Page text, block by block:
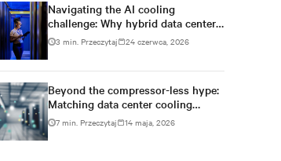
Navigating the AI cooling
challenge: Why hybrid data centers
need a smarter approach
3 min. Przeczytaj 24 czerwca, 2026
Beyond the compressor-less hype:
Matching data center cooling
technology to climate reality
7 min. Przeczytaj 14 maja, 2026